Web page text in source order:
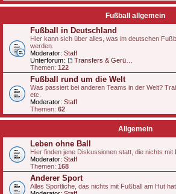
Fußball allgemein
Fußball in Deutschland
Hier kann sich über alles, was im deutschen
werden.
Moderator: Staff
Unterforum:
Themen: 122
Fußball rund um die Welt
Was passiert bei anderen Teams in der Welt?
etc.
Moderator: Staff
Themen: 62
Allgemein
Leben ohne Ball
Hier finden jene Diskussionen statt, die nichts mit
Moderator: Staff
Themen: 168
Anderer Sport
Alles Sportliche, das nichts mit Fußball am Hut hat